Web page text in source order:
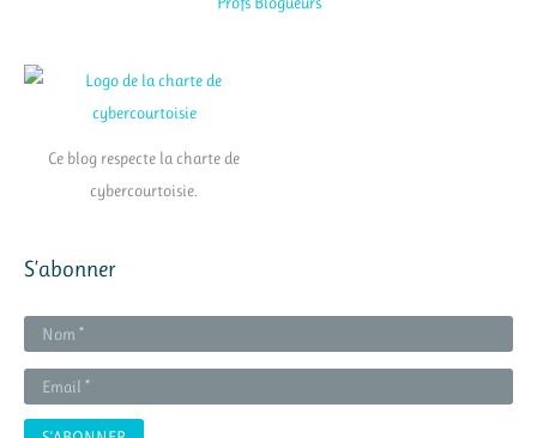
Ce blog respecte la charte de
cybercourtoisie.
S’abonner